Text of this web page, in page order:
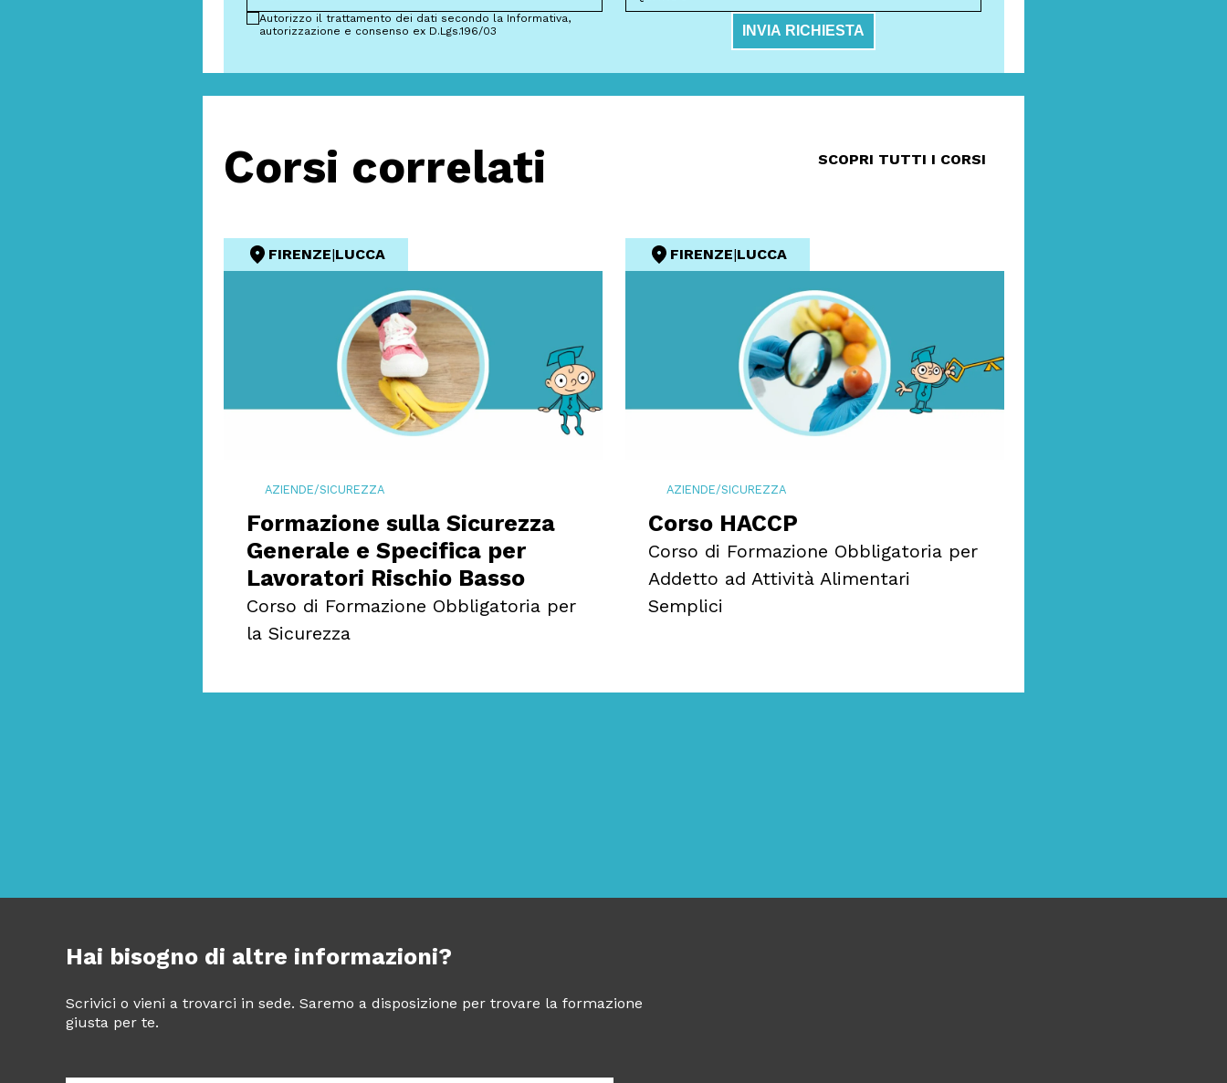
Autorizzo il trattamento dei dati secondo la Informativa,
autorizzazione e consenso ex D.Lgs.196/03
INVIA RICHIESTA
Corsi correlati SCOPRI TUTTI I CORSI
FIRENZE|LUCCA
AZIENDE/SICUREZZA
Formazione sulla Sicurezza
Generale e Specifica per
Lavoratori Rischio Basso
Corso di Formazione Obbligatoria per
la Sicurezza
FIRENZE|LUCCA
AZIENDE/SICUREZZA
Corso HACCP
Corso di Formazione Obbligatoria per
Addetto ad Attività Alimentari
Semplici
Hai bisogno di altre informazioni?
Scrivici o vieni a trovarci in sede. Saremo a disposizione per trovare la formazione
giusta per te.